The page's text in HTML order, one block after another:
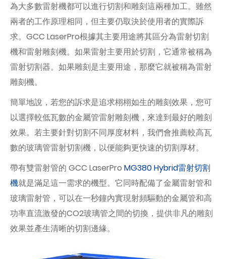
為大多數雷射機都可以進行切割和雕刻這兩種加工。雖然
兩者的工作原理相同，但主要仍取決於使用者的實際訴
求。GCC LaserPro根據其主要用途將其區分為雷射切割
機和雷射雕刻機。如果雷射主要用於切割，它通常被稱為
雷射切割器。如果雕刻是主要用途，那麼它就被稱為雷射
雕刻機。
簡單地說，若您的訴求是追求栩栩如生的雕刻效果，您可
以選擇較低瓦數的金屬管雷射雕刻機，來達到最好的雕刻
效果。若主要針對切割不同厚度材料，我們會推薦較高瓦
數的玻璃管雷射切割機，以便能夠更快速的切割厚材。
帶有雙雷射管的 GCC LaserPro MG380 Hybrid雷射切割
機就是滿足這一需求的機型。它同時配備了金屬雷射管和
玻璃雷射管，可以在一秒鐘內實現射頻驅動的金屬管和高
功率直流激發的CO2玻璃管之間的切換，提供非凡的雕刻
效果並產生清晰的切割邊緣。